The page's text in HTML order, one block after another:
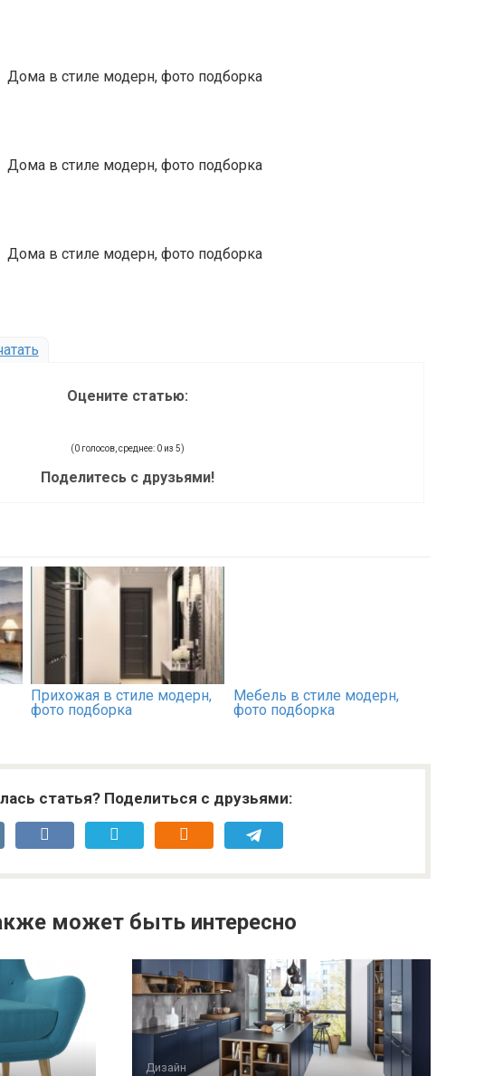
Оцените статью:
(0 голосов, среднее: 0 из 5)
Поделитесь с друзьями!
Прихожая в стиле модерн,
фото подборка
Мебель в стиле модерн,
фото подборка
статья? Поделиться с друзьями:
может быть интересно
Дизайн